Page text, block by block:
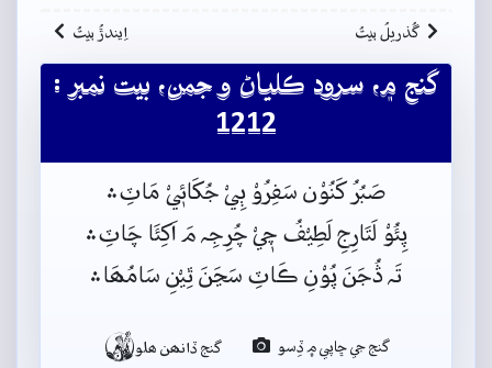
گُذريلُ بيتُ اِيندڙُ بيتُ
گنج ۾، سرود ڪلياڻ و جمن، بيت نمبر :
1212
صَبُرُ کَنُوْن سَفِرُوْ ٻِيْ جُکَائٖيْ مَاٽِ﮶
پِئُوْ لَتَارِجِ لَطِيْفُ چٖيْ چُرِجِہ مَ اَکِئَا چَاٽِ﮶
تَہ ڎُجَنَ پُوْنِ ڪَاٽِ سَڃَنَ ٿِيْنِ سَامُھَا﮶
گنج جي ڇاپي ۾ ڏِسو گنج ڏانھن ھلو